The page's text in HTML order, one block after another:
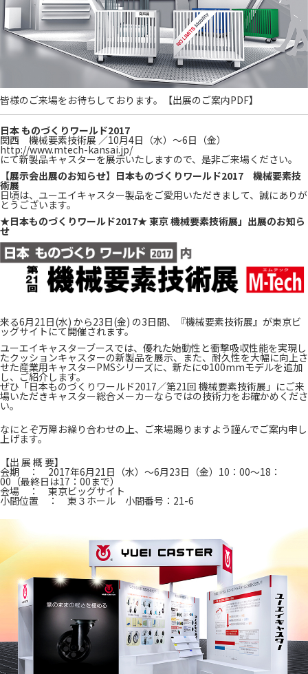
皆様のご来場をお待ちしております。 【出展のご案内PDF】
日本 ものづくりワールド2017
関西 機械要素技術展 ／10月4日（水）～6日（金）
http://www.mtech-kansai.jp/
にて新製品キャスターを展示いたしますので、是非ご来場ください。
【展示会出展のお知らせ】日本ものづくりワールド2017 機械要素技
術展
日頃は、ユーエイキャスター製品をご愛用いただきまして、誠にありが
とうございます。
★日本ものづくりワールド2017★ 東京 機械要素技術展」出展のお知ら
せ
来る6月21日(水) から23日(金) の3日間、『機械要素技術展』が東京ビ
ッグサイトにて開催されます。
ユーエイキャスターブースでは、優れた始動性と衝撃吸収性能を実現し
たクッションキャスターの新製品を展示、また、耐久性を⼤幅に向上さ
せた産業⽤キャスターPMSシリーズに、新たにΦ100mmモデルを追加
し、ご紹介します。
ぜひ「日本ものづくりワールド2017／第21回 機械要素技術展」にご来
場いただきキャスター総合メーカーならではの技術力をお確かめくださ
い。
なにとぞ万障お繰り合わせの上、ご来場賜りますよう謹んでご案内申し
上げます。
【出 展 概 要】
会期 ： 2017年6月21日（水）～6月23日（金）10：00～18：
00（最終日は17：00まで）
会場 ： 東京ビッグサイト
小間位置 ： 東３ホール 小間番号：21-6